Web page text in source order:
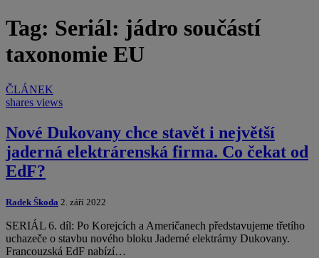
Tag: Seriál: jádro součástí
taxonomie EU
ČLÁNEK
shares views
Nové Dukovany chce stavět i největší
jaderná elektrárenská firma. Co čekat od
EdF?
Radek Škoda 2. září 2022
SERIÁL 6. díl: Po Korejcích a Američanech představujeme třetího
uchazeče o stavbu nového bloku Jaderné elektrárny Dukovany.
Francouzská EdF nabízí…